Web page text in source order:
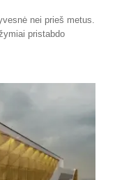
nei prieš metus.
pristabdo